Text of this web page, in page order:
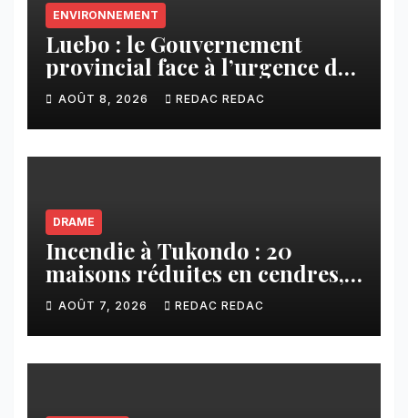
ENVIRONNEMENT
Luebo : le Gouvernement
provincial face à l’urgence des
érosions qui menacent la cité
AOÛT 8, 2026 REDAC REDAC
DRAME
Incendie à Tukondo : 20
maisons réduites en cendres,
plusieurs familles sans abri
AOÛT 7, 2026 REDAC REDAC